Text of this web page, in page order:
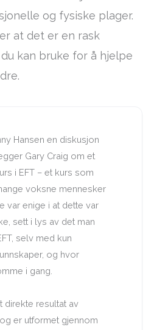
og fysiske plager.
at det er en rask
kan bruke for å hjelpe
Hansen en diskusjon
Gary Craig om et
i EFT – et kurs som
voksne mennesker
var enige i at dette var
sett i lys av det man
selv med kun
og hvor
i gang.
direkte resultat av
er utformet gjennom